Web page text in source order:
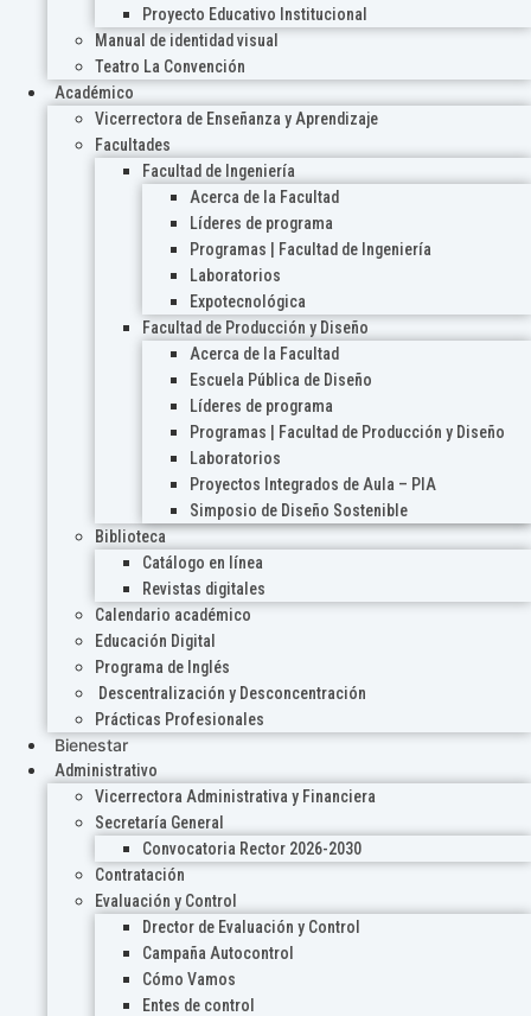
Proyecto Educativo Institucional
Manual de identidad visual
Teatro La Convención
Académico
Vicerrectora de Enseñanza y Aprendizaje
Facultades
Facultad de Ingeniería
Acerca de la Facultad
Líderes de programa
Programas | Facultad de Ingeniería
Laboratorios
Expotecnológica
Facultad de Producción y Diseño
Acerca de la Facultad
Escuela Pública de Diseño
Líderes de programa
Programas | Facultad de Producción y Diseño
Laboratorios
Proyectos Integrados de Aula – PIA
Simposio de Diseño Sostenible
Biblioteca
Catálogo en línea
Revistas digitales
Calendario académico
Educación Digital
Programa de Inglés
Descentralización y Desconcentración
Prácticas Profesionales
Bienestar
Administrativo
Vicerrectora Administrativa y Financiera
Secretaría General
Convocatoria Rector 2026-2030
Contratación
Evaluación y Control
Drector de Evaluación y Control
Campaña Autocontrol
Cómo Vamos
Entes de control